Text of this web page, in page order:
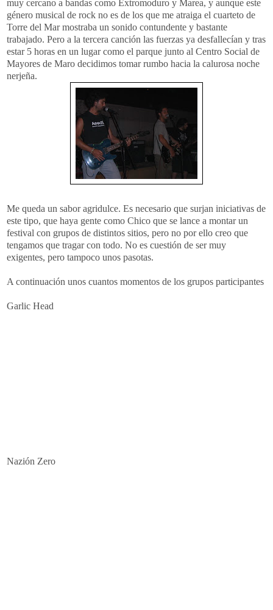
muy cercano a bandas como Extromoduro y Marea, y aunque este
género musical de rock no es de los que me atraiga el cuarteto de
Torre del Mar mostraba un sonido contundente y bastante
trabajado. Pero a la tercera canción las fuerzas ya desfallecían y tras
estar 5 horas en un lugar como el parque junto al Centro Social de
Mayores de Maro decidimos tomar rumbo hacia la calurosa noche
nerjeña.
Me queda un sabor agridulce. Es necesario que surjan iniciativas de
este tipo, que haya gente como Chico que se lance a montar un
festival con grupos de distintos sitios, pero no por ello creo que
tengamos que tragar con todo. No es cuestión de ser muy
exigentes, pero tampoco unos pasotas.
A continuación unos cuantos momentos de los grupos participantes
Garlic Head
Nazión Zero